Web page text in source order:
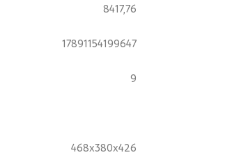
8417,76
17891154199647
9
468x380x426